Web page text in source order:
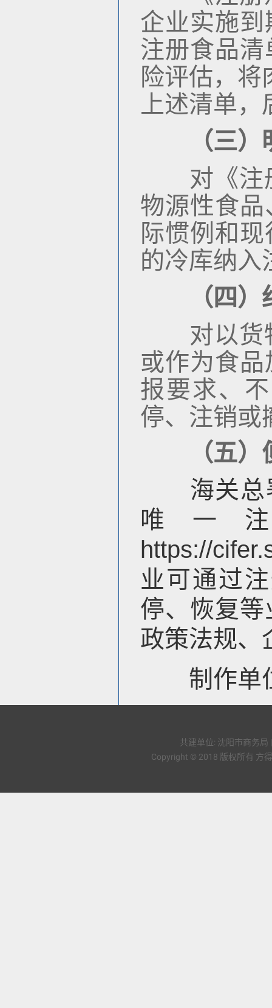
企业实施
注册食品
险评估，
上述清单
（三
对《注册
物源性食
际惯例和
的冷库纳入
（四
对以货物
或作为食
报要求、
停、注销或
（五
海关总署
唯一
https://
业可通过
停、恢复
政策法规、
制作单位
共建单位: 沈阳市商务局
Copyright © 2018 版权所有 方